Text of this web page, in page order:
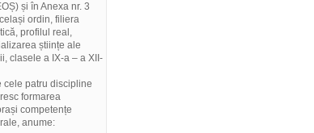
și în Anexa nr. 3
ordin, filiera
profilul real,
științe ale
clasele a IX-a – a XII-
cele patru discipline
formarea
competențe
anume: